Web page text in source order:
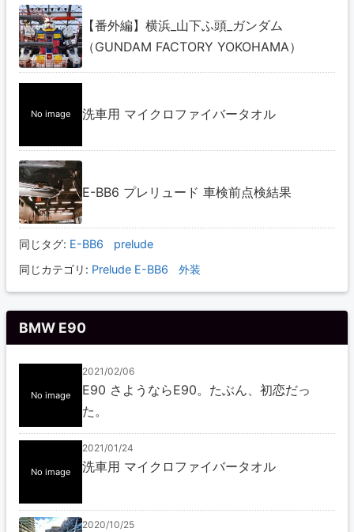
【番外編】横浜_山下ふ頭_ガンダム
（GUNDAM FACTORY YOKOHAMA）
No image 洗車用 マイクロファイバータオル
E-BB6 プレリュード 車検前点検結果
同じタグ: E-BB6
prelude
同じカテゴリ: Prelude E-BB6 外装
BMW E90
No image
2021/02/06
E90 さようならE90。たぶん、初恋だっ
た。
No image
2021/01/24
洗車用 マイクロファイバータオル
2020/10/25